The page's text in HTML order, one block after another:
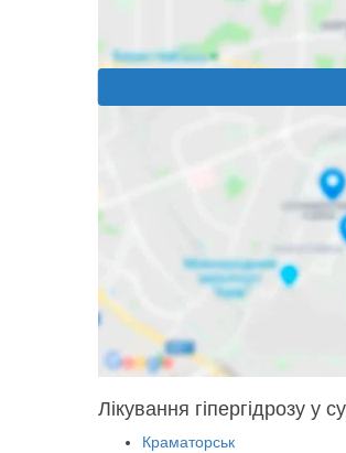
Лікування гіпергідрозу у
Краматорськ